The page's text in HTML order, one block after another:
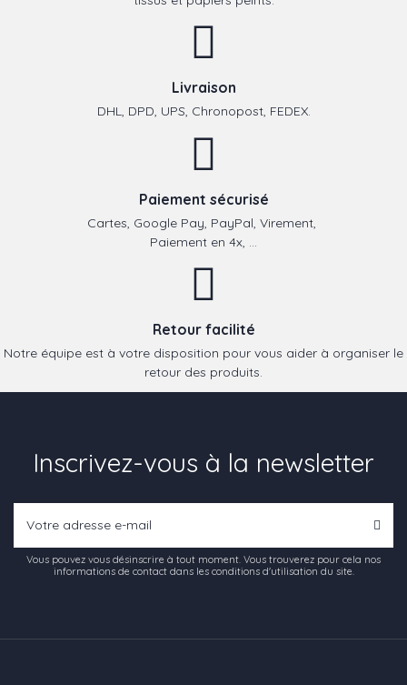
Livraison
DHL, DPD, UPS, Chronopost, FEDEX.
Paiement sécurisé
Cartes, Google Pay, PayPal, Virement,
Paiement en 4x, ...
Retour facilité
Notre équipe est à votre disposition pour vous aider à organiser le
retour des produits.
Inscrivez-vous à la newsletter
Vous pouvez vous désinscrire à tout moment. Vous trouverez pour cela nos
informations de contact dans les conditions d'utilisation du site.